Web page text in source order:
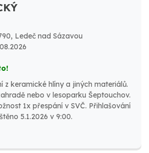
Ledeč nad Sázavou
z keramické hlíny a jiných materiálů.
nebo v lesoparku Šeptouchov.
1x přespání v SVČ. Přihlašování
5.1.2026 v 9:00.